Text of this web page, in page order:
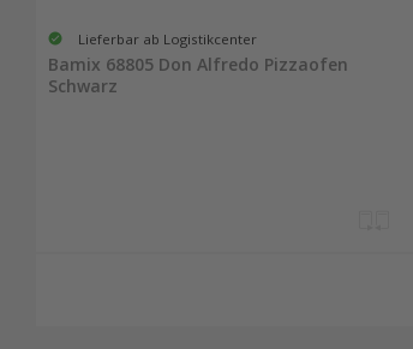
Lieferbar ab Logistikcenter
Bamix 68805 Don Alfredo Pizzaofen
Schwarz